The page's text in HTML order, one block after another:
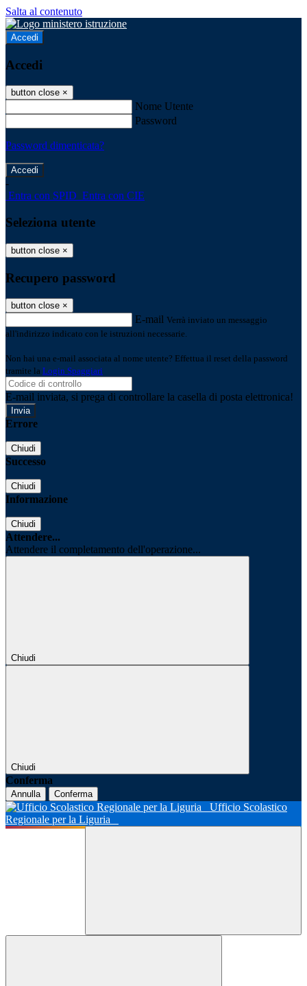
Salta al contenuto
Accedi
Accedi
button close ×
Nome Utente
Password
Password dimenticata?
-
Entra con SPID Entra con CIE
Seleziona utente
button close ×
Recupero password
button close ×
E-mail Verrà inviato un messaggio
all'indirizzo indicato con le istruzioni necessarie.
Non hai una e-mail associata al nome utente? Effettua il reset della password
tramite la Login Spaggiari
E-mail inviata, si prega di controllare la casella di posta elettronica!
Errore
Chiudi
Successo
Chiudi
Informazione
Chiudi
Attendere...
Attendere il completamento dell'operazione...
Chiudi
Chiudi
Conferma
Annulla Conferma
Ufficio Scolastico
Regionale per la Liguria